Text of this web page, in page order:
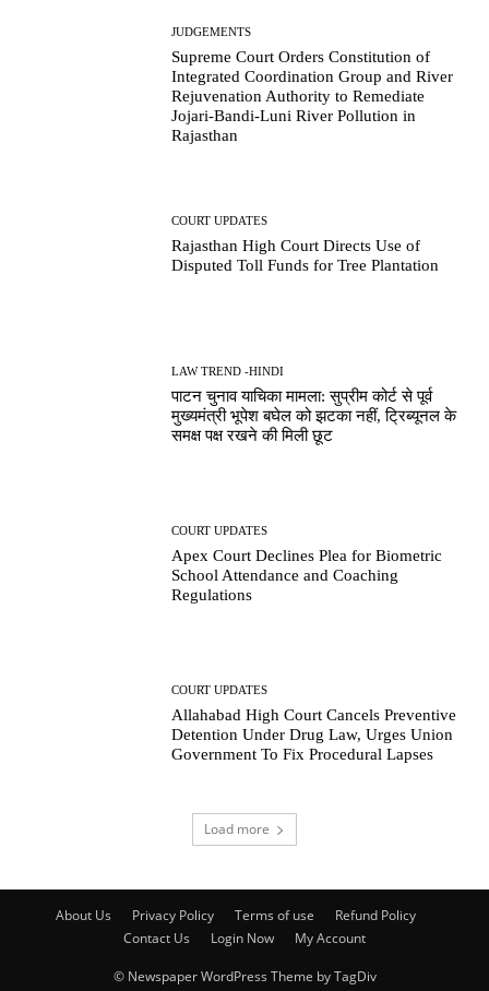
JUDGEMENTS
Supreme Court Orders Constitution of
Integrated Coordination Group and River
Rejuvenation Authority to Remediate
Jojari-Bandi-Luni River Pollution in
Rajasthan
COURT UPDATES
Rajasthan High Court Directs Use of
Disputed Toll Funds for Tree Plantation
LAW TREND -HINDI
पाटन चुनाव याचिका मामला: सुप्रीम कोर्ट से पूर्व
मुख्यमंत्री भूपेश बघेल को झटका नहीं, ट्रिब्यूनल के
समक्ष पक्ष रखने की मिली छूट
COURT UPDATES
Apex Court Declines Plea for Biometric
School Attendance and Coaching
Regulations
COURT UPDATES
Allahabad High Court Cancels Preventive
Detention Under Drug Law, Urges Union
Government To Fix Procedural Lapses
Load more
About Us Privacy Policy Terms of use
Refund Policy
Contact Us
Login Now My Account
© Newspaper WordPress Theme by TagDiv